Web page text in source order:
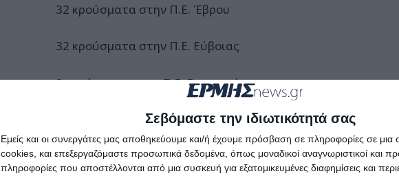
Σεβόμαστε την ιδιωτικότητά σας
Εμείς και οι συνεργάτες μας αποθηκεύουμε και/ή έχουμε πρόσβαση σε πληροφορίες σε
cookies, και επεξεργαζόμαστε προσωπικά δεδομένα, όπως μοναδικοί αναγνωριστικοί και
πληροφορίες που αποστέλλονται από μια συσκευή για εξατομικευμένες διαφημίσεις και
32 κρούσματα στην Π.Ε. Έβρου
32 κρούσματα στην Π.Ε. Εύβοιας
8 κρούσματα στην Π.Ε. Ευρυτανίας
9 κρούσματα στην ΠΕ Ζακύνθου
41 κρούσματα στην Π.Ε. Ηλείας